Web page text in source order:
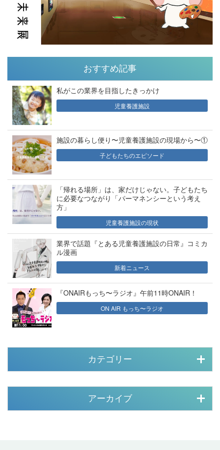
おすすめ記事
私がこの業界を目指したきっかけ
児童養護施設
施設の暮らし便り〜児童養護施設の現場から〜①
子どもたちのエピソード
「帰れる場所」は、家だけじゃない。子どもたち
に必要なつながり「パーマネンシーという考え
方」
児童養護施設の現状
業界で話題『とある児童養護施設の日常』コミカ
ル漫画
新着ニュース
『ONAIRもっち〜ラジオ』午前11時ONAIR！
ON AIR もっち〜ラジオ
カテゴリー
アーカイブ